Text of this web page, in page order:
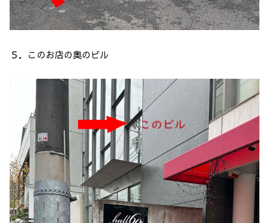
５．このお店の奥のビル